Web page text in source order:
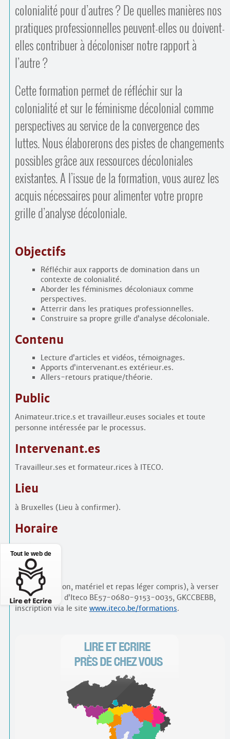
colonialité pour d’autres ? De quelles manières nos
pratiques professionnelles peuvent-elles ou doivent-
elles contribuer à décoloniser notre rapport à
l’autre ?
Cette formation permet de réfléchir sur la
colonialité et sur le féminisme décolonial comme
perspectives au service de la convergence des
luttes. Nous élaborerons des pistes de changements
possibles grâce aux ressources décoloniales
existantes. A l’issue de la formation, vous aurez les
acquis nécessaires pour alimenter votre propre
grille d’analyse décoloniale.
Objectifs
Réfléchir aux rapports de domination dans un
contexte de colonialité.
Aborder les féminismes décoloniaux comme
perspectives.
Atterrir dans les pratiques professionnelles.
Construire sa propre grille d’analyse décoloniale.
Contenu
Lecture d’articles et vidéos, témoignages.
Apports d’intervenant.es extérieur.es.
Allers-retours pratique/théorie.
Public
Animateur.trice.s et travailleur.euses sociales et toute
personne intéressée par le processus.
Intervenant.es
Travailleur.ses et formateur.rices à ITECO.
Lieu
à Bruxelles (Lieu à confirmer).
Horaire
Prix
110€ (formation, matériel et repas léger compris), à verser
sur le compte d’Iteco BE57-0680-9153-0035, GKCCBEBB,
inscription via le site www.iteco.be/formations.
Tout le web de